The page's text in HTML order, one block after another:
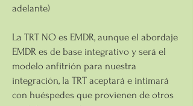
adelante)
La TRT NO es EMDR, aunque el abordaje
EMDR es de base integrativo y será el
modelo anfitrión para nuestra
integración, la TRT aceptará e intimará
con huéspedes que provienen de otros